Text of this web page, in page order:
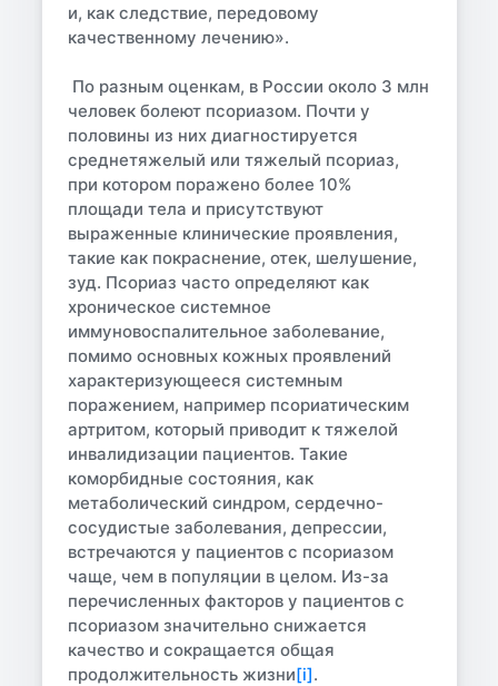
и, как следствие, передовому
качественному лечению».
По разным оценкам, в России около 3 млн
человек болеют псориазом. Почти у
половины из них диагностируется
среднетяжелый или тяжелый псориаз,
при котором поражено более 10%
площади тела и присутствуют
выраженные клинические проявления,
такие как покраснение, отек, шелушение,
зуд. Псориаз часто определяют как
хроническое системное
иммуновоспалительное заболевание,
помимо основных кожных проявлений
характеризующееся системным
поражением, например псориатическим
артритом, который приводит к тяжелой
инвалидизации пациентов. Такие
коморбидные состояния, как
метаболический синдром, сердечно-
сосудистые заболевания, депрессии,
встречаются у пациентов с псориазом
чаще, чем в популяции в целом. Из-за
перечисленных факторов у пациентов с
псориазом значительно снижается
качество и сокращается общая
продолжительность жизни[i].